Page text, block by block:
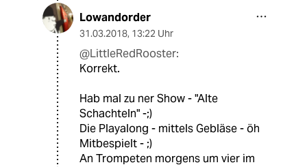
Lowandorder
31.03.2018, 13:22 Uhr
@LittleRedRooster:
Korrekt.
Hab mal zu ner Show - "Alte
Schachteln" -;)
Die Playalong - mittels Gebläse - öh
Mitbespielt - ;)
An Trompeten morgens um vier im